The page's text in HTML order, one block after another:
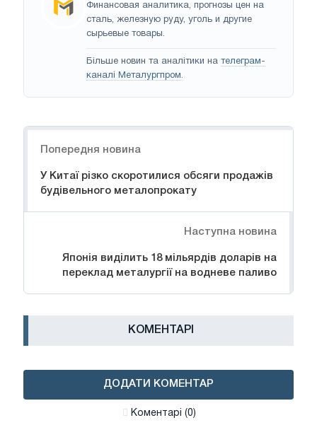
Финансовая аналитика, прогнозы цен на
сталь, железную руду, уголь и другие
сырьевые товары.
Більше новин та аналітики на телеграм-
каналі Металургпром.
Попередня новина
У Китаї різко скоротилися обсяги продажів
будівельного металопрокату
Наступна новина
Японія виділить 18 мільярдів доларів на
переклад металургії на водневе паливо
КОМЕНТАРІ
ДОДАТИ КОМЕНТАР
Коментарі (0)